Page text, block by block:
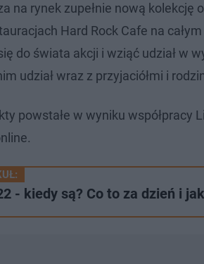
na rynek zupełnie nową kolekcję
Hard Rock Cafe na
do świata akcji i wziąć udział w
udział wraz z przyjaciółmi i
powstałe w wyniku współpracy
- kiedy są? Co to za dzień i